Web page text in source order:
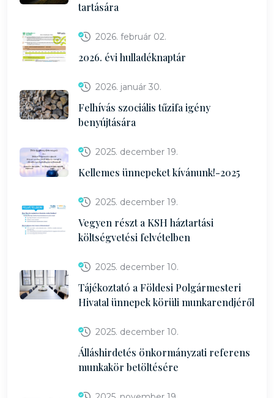
tartására
2026. február 02.
2026. évi hulladéknaptár
2026. január 30.
Felhívás szociális tűzifa igény
benyújtására
2025. december 19.
Kellemes ünnepeket kívánunk!-2025
2025. december 19.
Vegyen részt a KSH háztartási
költségvetési felvételben
2025. december 10.
Tájékoztató a Földesi Polgármesteri
Hivatal ünnepek körüli munkarendjéről
2025. december 10.
Álláshirdetés önkormányzati referens
munkakör betöltésére